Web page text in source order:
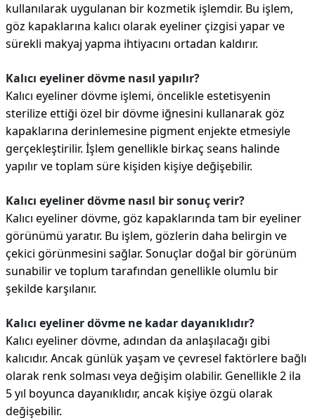
kullanılarak uygulanan bir kozmetik işlemdir. Bu işlem,
göz kapaklarına kalıcı olarak eyeliner çizgisi yapar ve
sürekli makyaj yapma ihtiyacını ortadan kaldırır.
Kalıcı eyeliner dövme nasıl yapılır?
Kalıcı eyeliner dövme işlemi, öncelikle estetisyenin
sterilize ettiği özel bir dövme iğnesini kullanarak göz
kapaklarına derinlemesine pigment enjekte etmesiyle
gerçekleştirilir. İşlem genellikle birkaç seans halinde
yapılır ve toplam süre kişiden kişiye değişebilir.
Kalıcı eyeliner dövme nasıl bir sonuç verir?
Kalıcı eyeliner dövme, göz kapaklarında tam bir eyeliner
görünümü yaratır. Bu işlem, gözlerin daha belirgin ve
çekici görünmesini sağlar. Sonuçlar doğal bir görünüm
sunabilir ve toplum tarafından genellikle olumlu bir
şekilde karşılanır.
Kalıcı eyeliner dövme ne kadar dayanıklıdır?
Kalıcı eyeliner dövme, adından da anlaşılacağı gibi
kalıcıdır. Ancak günlük yaşam ve çevresel faktörlere bağlı
olarak renk solması veya değişim olabilir. Genellikle 2 ila
5 yıl boyunca dayanıklıdır, ancak kişiye özgü olarak
değişebilir.